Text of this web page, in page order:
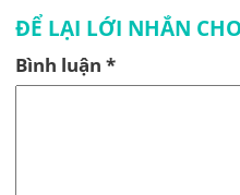
ĐỂ LẠI LỚI NHẮN
Bình luận*